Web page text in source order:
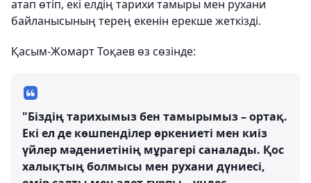
атап өтіп, екі елдің тарихи тамыры мен рухани
байланысының терең екенін ерекше жеткізді.
Қасым-Жомарт Тоқаев өз сөзінде:
"Біздің тарихымыз бен тамырымыз – ортақ.
Екі ел де көшпенділер өркениеті мен киіз
үйлер мәдениетінің мұрагері саналады. Қос
халықтың болмысы мен рухани дүниесі,